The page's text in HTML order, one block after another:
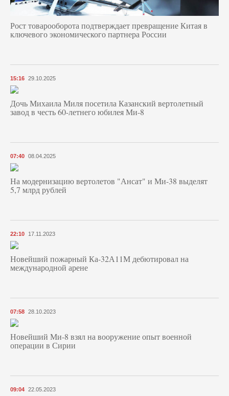
Рост товарооборота подтверждает превращение Китая в
ключевого экономического партнера России
15:16 29.10.2025
Дочь Михаила Миля посетила Казанский вертолетный
завод в честь 60-летнего юбилея Ми-8
07:40 08.04.2025
На модернизацию вертолетов "Ансат" и Ми-38 выделят
5,7 млрд рублей
22:10 17.11.2023
Новейший пожарный Ка-32А11М дебютировал на
международной арене
07:58 28.10.2023
Новейший Ми-8 взял на вооружение опыт военной
операции в Сирии
09:04 22.05.2023